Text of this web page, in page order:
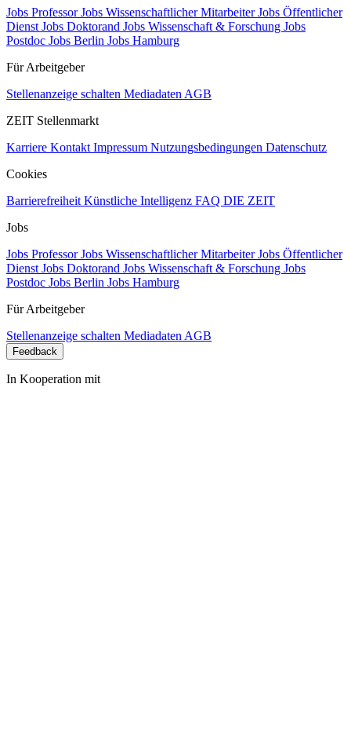
Jobs ProfessorJobs Wissenschaftlicher MitarbeiterJobs Öffentlicher
Dienst Jobs Doktorand Jobs Wissenschaft & Forschung Jobs
Postdoc Jobs Berlin Jobs Hamburg
Für Arbeitgeber
Stellenanzeige schalten Mediadaten AGB
ZEIT Stellenmarkt
Karriere Kontakt Impressum Nutzungsbedingungen Datenschutz
Cookies
Barrierefreiheit Künstliche Intelligenz FAQ DIE ZEIT
Jobs
Jobs ProfessorJobs Wissenschaftlicher MitarbeiterJobs Öffentlicher
Dienst Jobs Doktorand Jobs Wissenschaft & Forschung Jobs
Postdoc Jobs Berlin Jobs Hamburg
Für Arbeitgeber
Stellenanzeige schalten Mediadaten AGB
Feedback
In Kooperation mit